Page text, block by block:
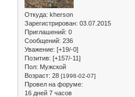
Откуда: kherson
Зарегистрирован: 03.07.2015
Приглашений: 0
Сообщений: 236
Уважение: [+19/-0]
Позитив: [+157/-11]
Пол: Мужской
Возраст: 28 [1998-02-07]
Провел на форуме:
16 дней 7 часов